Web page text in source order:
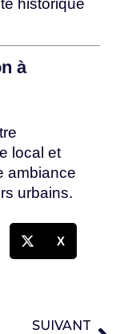
historique
à
local et
ambiance
urbains.
X
SUIVANT